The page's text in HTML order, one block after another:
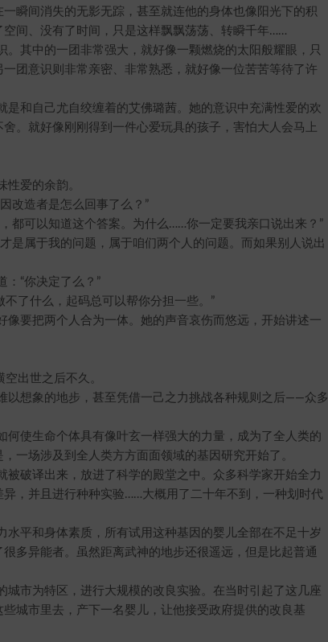
瞬间消失的无影无踪，甚至就连他的身体也像阳光下的积
间、没有了时间，只是这样飘飘荡荡、转瞬千年……
其中的一团非常强大，就好像一颗燃烧的太阳般耀眼，只
团意识则非常亲密、非常熟悉，就好像一位苦苦等待了许
和自己尤自绞缠着的艾佛璐茜。她的意识中充满性爱的欢
。就好像刚刚得到一件心爱玩具的孩子，害怕大人会马上
爱的余韵。
造者是怎么回事了么？”
可以知道这个答案。为什么……你一定要我亲口说出来？”
属于我的问题，属于咱们两个人的问题。而如果别人说出
“你决定了么？”
了什么，起码总可以帮你分担一些。”
要把两个人合为一体。她的声音哀伤而悠远，开始讲述一
出世之后不久。
想象的地步，甚至凭借一己之力挑战各种规则之后——众多
使生命个体具有像叶玄一样强大的力量，成为了全人类的
一场涉及到全人类方方面面领域的基因研究开始了。
破译出来，放进了科学的殿堂之中。众多科学家开始全力
，并且进行种种实验……大概用了二十年不到，一种划时代
平和身体素质，所有试用这种基因的婴儿全部在不足十岁
多异能者。虽然距离武神的地步还很遥远，但是比起普通
市为特区，进行大规模的改良实验。在当时引起了这几座
城市里去，产下一名婴儿，让他接受政府提供的改良基